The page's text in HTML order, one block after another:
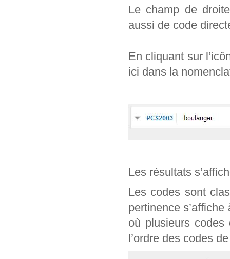
Le champ de
aussi de code
En cliquant sur
ici dans la
Les résultats
Les codes sont
pertinence
où plusieurs
l’ordre des codes